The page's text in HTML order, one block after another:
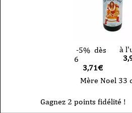
-5% dès
6
3,71€
à
Mère Noel 33
Gagnez 2 points fidélité !